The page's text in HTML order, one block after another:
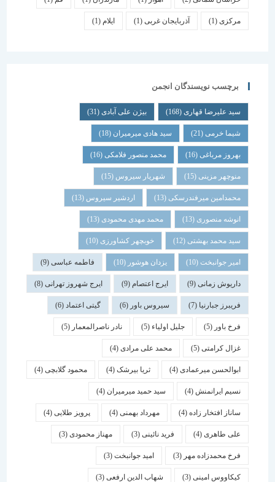
(1) آذربایجان غربی(1) ایلام
برچسب نویسندگان انجمن
سید علیرضا قهاری(168) بیژن علی آبادی(31)
شیما خرمی(21) سید هادی میرمیران(18)
بهروز مرباغی (16) محمد منصور فلامکی (16)
منوچهر مزینی(15) شهریار سیروس(15)
محمدامین میرفندرسکی(13) اردشیر سیروس(13)
انوشه منصوری(13) محمد مهدی محمودی(13)
سید محمد بهشتی(12) خوبچهر کشاورزی(10)
امیر جوانبخت(10) یزدان هوشور(10) فاطمه عباسی(9)
داریوش زمانی(9) ایرج اعتصام(9) ایرج شهروز تهرانی(8)
فریبرز جبارنیا(7) سیروس باور(6) گیتی اعتماد(6)
فرخ باور(5) جلیل اولیاء(5) نادر ناصرالمعمار (5)
غزال کرامتی(5) محمد علی مرادی(4)
ابوالحسن میرعمادی(4) ثریا بیرشک(4) محمود گلابچی(4)
نسیم ایرانمنش(4) سید حمید میرمیران(4)
ساناز افتخار زاده(4) مهرداد بهمنی (4) پرویز طلایی(4)
علی طاهری(4) فرید نائینی(3) مهناز محمودی(3)
فرخ محمدزاده مهر(3) امید جوانبخت(3)
کیکاووس امینی(3) شهاب الدین ارفعی(3)